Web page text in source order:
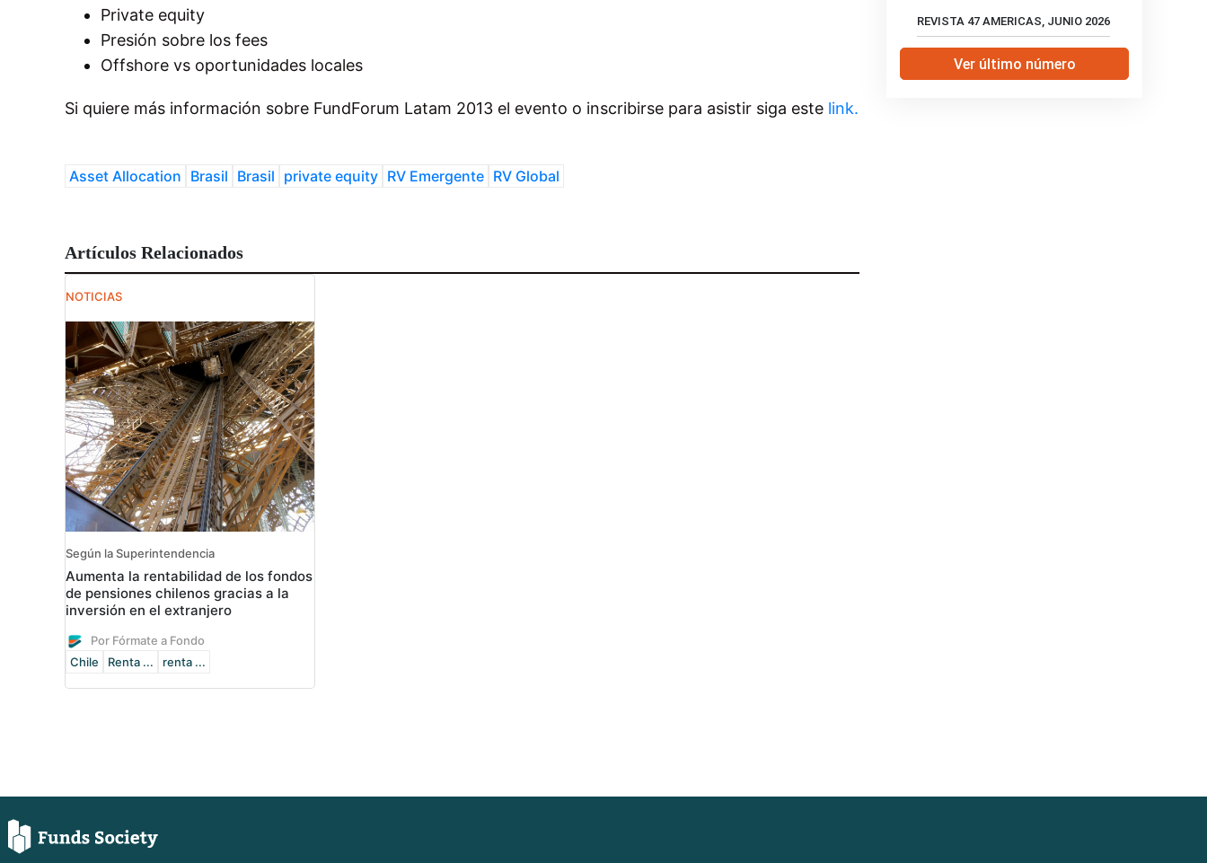
Private equity
Presión sobre los fees
Offshore vs oportunidades locales
Si quiere más información sobre FundForum Latam 2013 el evento o inscribirse para asistir siga este link.
Asset Allocation Brasil Brasil private equity RV Emergente RV Global
Artículos Relacionados
NOTICIAS
Según la Superintendencia
Aumenta la rentabilidad de los fondos
de pensiones chilenos gracias a la
inversión en el extranjero
Por Fórmate a Fondo
Chile
Renta ... renta ...
REVISTA 47 AMERICAS, JUNIO 2026
Ver último número